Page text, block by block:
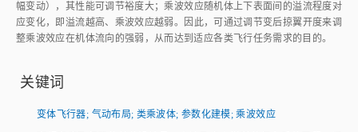
幅变动），其性能可调节裕度大；乘波效应随机体上下表面间的溢流程度对
应变化，即溢流越高、乘波效应越弱。因此，可通过调节变后掠翼开度来调
整乘波效应在机体流向的强弱，从而达到适应各类飞行任务需求的目的。
关键词
变体飞行器; 气动布局; 类乘波体; 参数化建模;乘波效应